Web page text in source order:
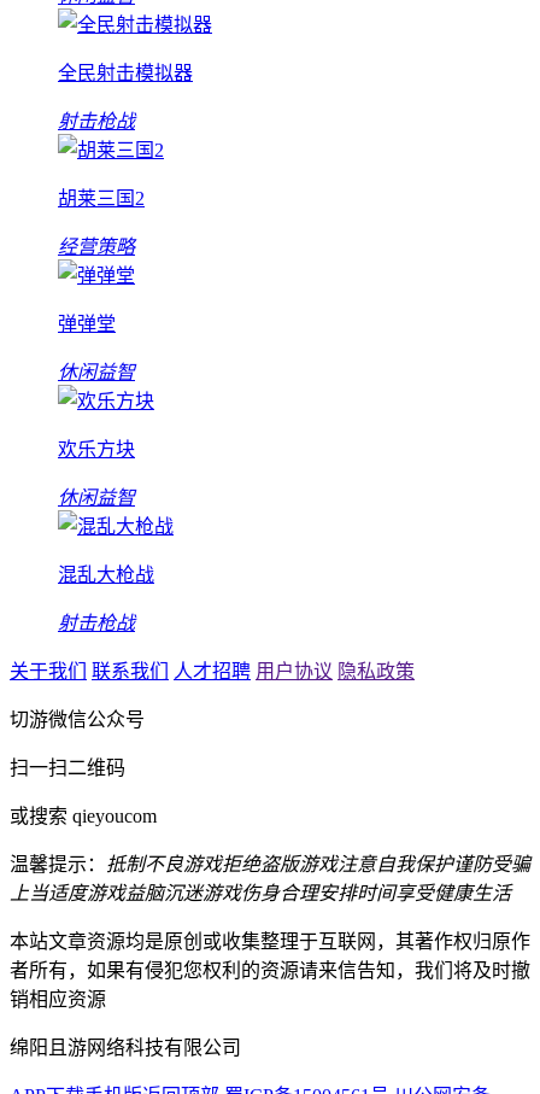
全民射击模拟器
射击枪战
胡莱三国2
经营策略
弹弹堂
休闲益智
欢乐方块
休闲益智
混乱大枪战
射击枪战
关于我们 联系我们 人才招聘 用户协议 隐私政策
切游微信公众号
扫一扫二维码
或搜索 qieyoucom
温馨提示： 抵制不良游戏拒绝盗版游戏注意自我保护谨防受骗
上当适度游戏益脑沉迷游戏伤身合理安排时间享受健康生活
本站文章资源均是原创或收集整理于互联网，其著作权归原作
者所有，如果有侵犯您权利的资源请来信告知，我们将及时撤
销相应资源
绵阳且游网络科技有限公司